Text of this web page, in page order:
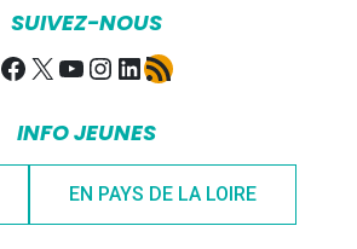
SUIVEZ-NOUS
Facebook
X YouTube
Instagram
LinkedIn
Flux RSS
INFO JEUNES
EN PAYS DE LA LOIRE